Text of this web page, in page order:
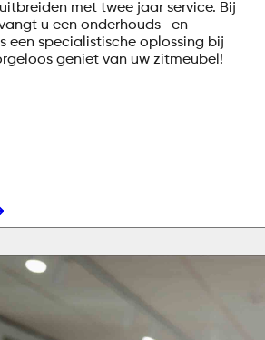
met twee jaar service. Bij
u een onderhouds- en
een specialistische oplossing bij
geniet van uw zitmeubel!